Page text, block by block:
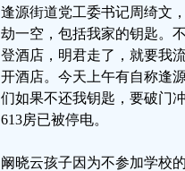
逢源街道党工委书记周绮文
劫一空，包括我家的钥匙。
登酒店，明君走了，就要我
开酒店。今天上午有自称逢
们如果不还我钥匙，要破门
613房已被停电。
阚晓云孩子因为不参加学校